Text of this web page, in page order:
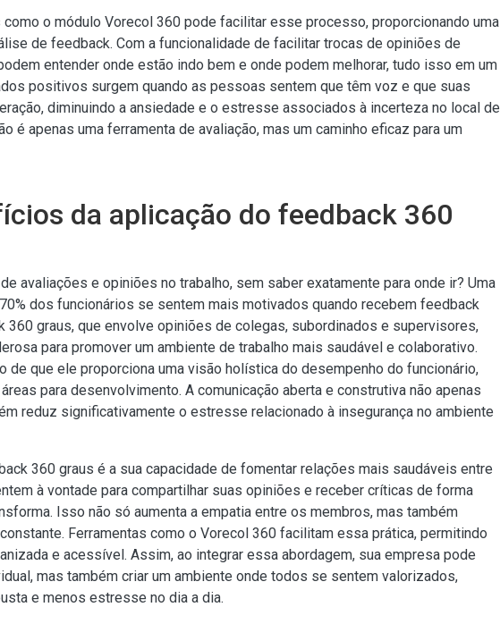
o módulo Vorecol 360 pode facilitar esse processo, proporcionando uma
de feedback. Com a funcionalidade de facilitar trocas de opiniões de
entender onde estão indo bem e onde podem melhorar, tudo isso em um
positivos surgem quando as pessoas sentem que têm voz e que suas
diminuindo a ansiedade e o estresse associados à incerteza no local de
é apenas uma ferramenta de avaliação, mas um caminho eficaz para um
da aplicação do feedback 360
avaliações e opiniões no trabalho, sem saber exatamente para onde ir? Uma
dos funcionários se sentem mais motivados quando recebem feedback
360 graus, que envolve opiniões de colegas, subordinados e supervisores,
para promover um ambiente de trabalho mais saudável e colaborativo.
de que ele proporciona uma visão holística do desempenho do funcionário,
para desenvolvimento. A comunicação aberta e construtiva não apenas
reduz significativamente o estresse relacionado à insegurança no ambiente
360 graus é a sua capacidade de fomentar relações mais saudáveis entre
à vontade para compartilhar suas opiniões e receber críticas de forma
Isso não só aumenta a empatia entre os membros, mas também
Ferramentas como o Vorecol 360 facilitam essa prática, permitindo
e acessível. Assim, ao integrar essa abordagem, sua empresa pode
mas também criar um ambiente onde todos se sentem valorizados,
e menos estresse no dia a dia.